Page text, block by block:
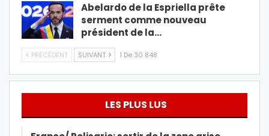
Abelardo de la Espriella prête
serment comme nouveau
président de la…
PRÉCÉDENT SUIVANT 1 De 30 848
LES PLUS LUS